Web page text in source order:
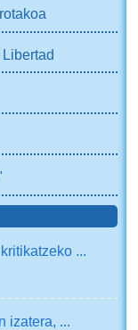
...
izatera, ...